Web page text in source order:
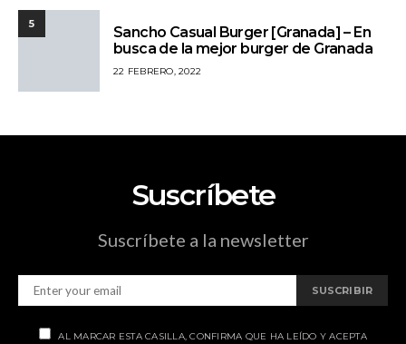
5
Sancho Casual Burger [Granada] – En
busca de la mejor burger de Granada
22 FEBRERO, 2022
Suscríbete
Suscríbete a la newsletter
SUSCRIBIR
AL MARCAR ESTA CASILLA, CONFIRMA QUE HA LEÍDO Y ACEPTA